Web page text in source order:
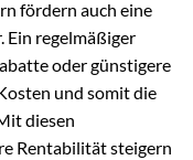
fördern auch eine
regelmäßiger
oder günstigere
und somit die
diesen
Rentabilität steigern